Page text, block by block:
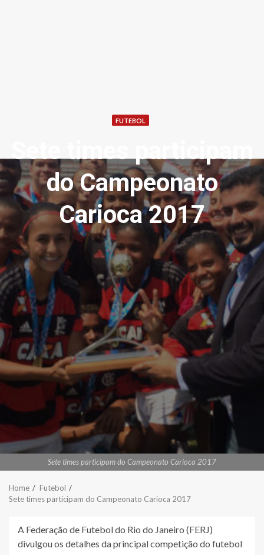
FUTEBOL
do Campeonato
Carioca 2017
Sete times participam do Campeonato Carioca 2017
Home
Futebol
Sete times participam do Campeonato Carioca 2017
A Federação de Futebol do Rio do Janeiro (FERJ)
divulgou os detalhes da principal competição do futebol